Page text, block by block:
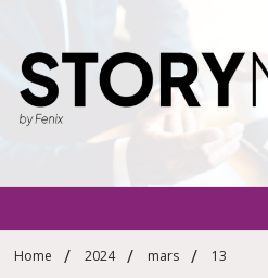
Home 2024 mars 13